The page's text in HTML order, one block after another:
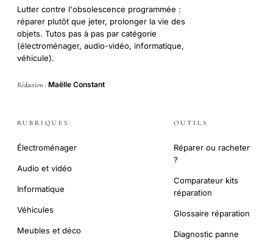
Lutter contre l'obsolescence programmée :
réparer plutôt que jeter, prolonger la vie des
objets. Tutos pas à pas par catégorie
(électroménager, audio-vidéo, informatique,
véhicule).
Rédaction : Maëlle Constant
RUBRIQUES
Électroménager
Audio et vidéo
Informatique
Véhicules
Meubles et déco
OUTILS
Réparer ou racheter
?
Comparateur kits
réparation
Glossaire réparation
Diagnostic panne